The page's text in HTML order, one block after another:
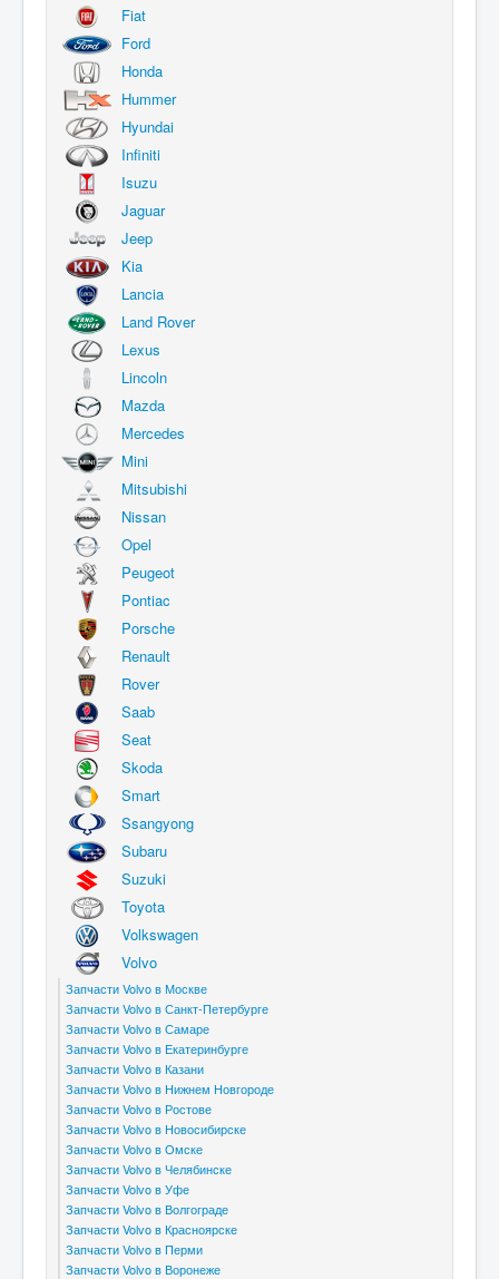
Fiat
Ford
Honda
Hummer
Hyundai
Infiniti
Isuzu
Jaguar
Jeep
Kia
Lancia
Land Rover
Lexus
Lincoln
Mazda
Mercedes
Mini
Mitsubishi
Nissan
Opel
Peugeot
Pontiac
Porsche
Renault
Rover
Saab
Seat
Skoda
Smart
Ssangyong
Subaru
Suzuki
Toyota
Volkswagen
Volvo
Запчасти Volvo в Москве
Запчасти Volvo в Санкт-Петербурге
Запчасти Volvo в Самаре
Запчасти Volvo в Екатеринбурге
Запчасти Volvo в Казани
Запчасти Volvo в Нижнем Новгороде
Запчасти Volvo в Ростове
Запчасти Volvo в Новосибирске
Запчасти Volvo в Омске
Запчасти Volvo в Челябинске
Запчасти Volvo в Уфе
Запчасти Volvo в Волгограде
Запчасти Volvo в Красноярске
Запчасти Volvo в Перми
Запчасти Volvo в Воронеже